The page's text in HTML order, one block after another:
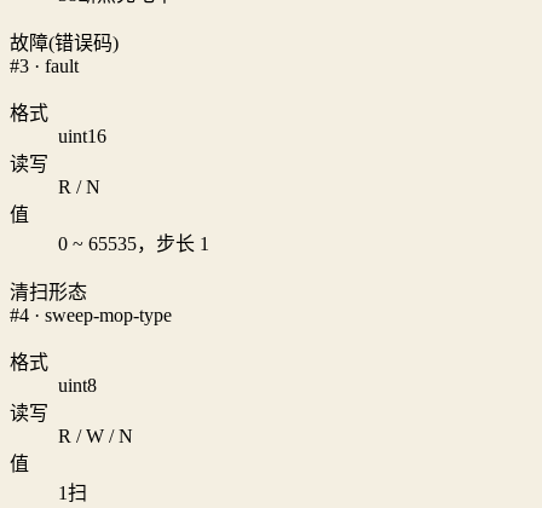
故障(错误码)
#3 · fault
格式
uint16
读写
R / N
值
0 ~ 65535，步长 1
清扫形态
#4 · sweep-mop-type
格式
uint8
读写
R / W / N
值
1扫